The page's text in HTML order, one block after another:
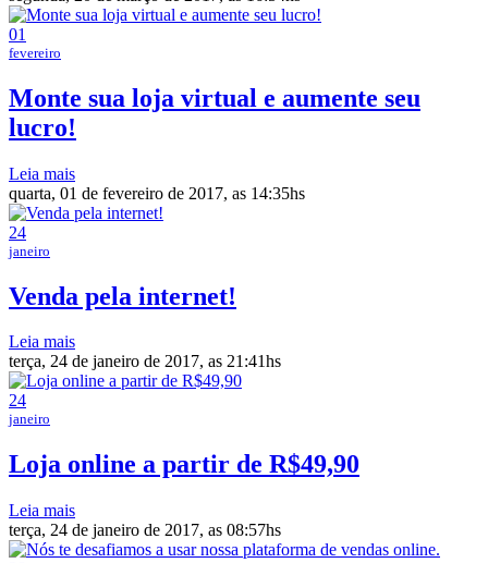
01
fevereiro
Monte sua loja virtual e aumente seu
lucro!
Leia mais
quarta, 01 de fevereiro de 2017, as 14:35hs
24
janeiro
Venda pela internet!
Leia mais
terça, 24 de janeiro de 2017, as 21:41hs
24
janeiro
Loja online a partir de R$49,90
Leia mais
terça, 24 de janeiro de 2017, as 08:57hs